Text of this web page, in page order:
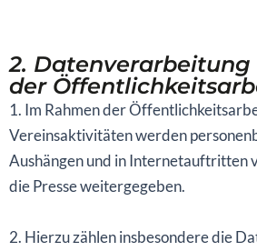
2.
der
1. Im Rahmen der
Vereinsaktivitäten werden
Aushängen und in Internetauftritten
die Presse weitergegeben.
2. Hierzu zählen insbesondere die